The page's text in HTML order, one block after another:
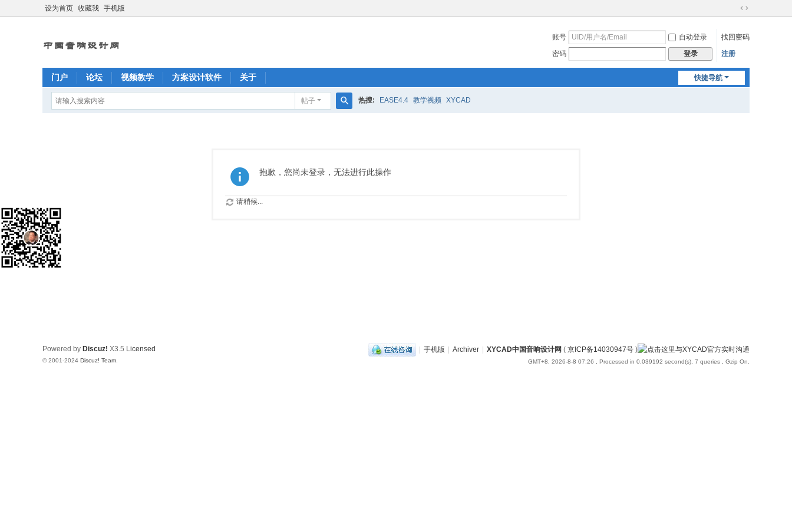
设为首页 收藏我 手机版
切
到
账号 自动登录
找回密码
密码
登录 注册
快捷导航
门户 论坛 视频教学 方案设计软件 关于
帖子 热搜: EASE4.4 教学视频 XYCAD
抱歉，您尚未登录，无法进行此操作
请稍候...
| 手机版 | Archiver | XYCAD中国音响设计网 ( 京ICP备14030947号 )
GMT+8, 2026-8-8 07:26 , Processed in 0.039192 second(s), 7 queries , Gzip On.
Powered by Discuz! X3.5 Licensed
© 2001-2024 Discuz! Team